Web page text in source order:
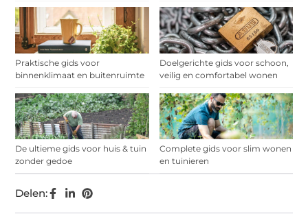
Praktische gids voor
binnenklimaat en buitenruimte
Doelgerichte gids voor schoon,
veilig en comfortabel wonen
De ultieme gids voor huis & tuin
zonder gedoe
Complete gids voor slim wonen
en tuinieren
Delen: